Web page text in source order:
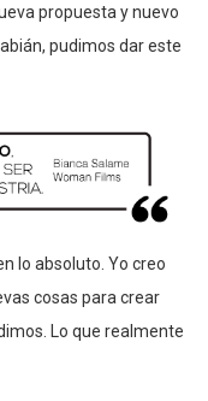
propuesta y nuevo
pudimos dar este
lo absoluto. Yo creo
cosas para crear
Lo que realmente